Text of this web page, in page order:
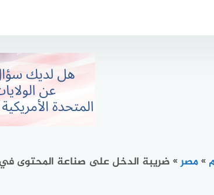
»مصر» ضريبة الدخل على صناعة المحتوى في